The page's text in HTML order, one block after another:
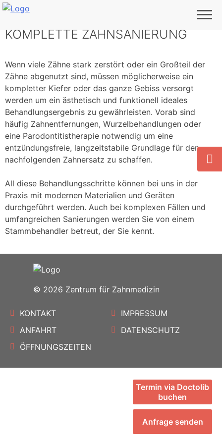
KOMPLETTE ZAHNSANIERUNG
Wenn viele Zähne stark zerstört oder ein Großteil der
Zähne abgenutzt sind, müssen möglicherweise ein
kompletter Kiefer oder das ganze Gebiss versorgt
werden um ein ästhetisch und funktionell ideales
Behandlungsergebnis zu gewährleisten. Vorab sind
häufig Zahnentfernungen, Wurzelbehandlungen oder
eine Parodontitistherapie notwendig um eine
entzündungsfreie, langzeitstabile Grundlage für den
nachfolgenden Zahnersatz zu schaffen.
All diese Behandlungsschritte können bei uns in der
Praxis mit modernen Materialien und Geräten
durchgeführt werden. Auch bei komplexen Fällen und
umfangreichen Sanierungen werden Sie von einem
Stammbehandler betreut, der Sie kennt.
© 2026 Zentrum für Zahnmedizin
KONTAKT
ANFAHRT
ÖFFNUNGSZEITEN
IMPRESSUM
DATENSCHUTZ
Termin via Doctolib
buchen
Anfrage senden